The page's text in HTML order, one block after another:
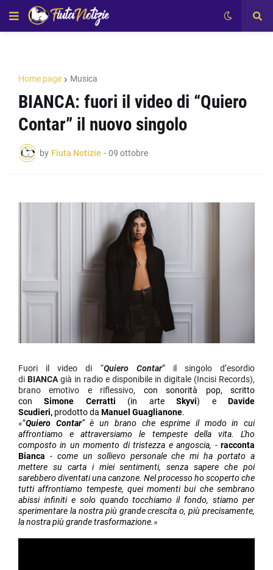
Home page Musica
BIANCA: fuori il video di “Quiero
Contar” il nuovo singolo
by Fiuta Notizie - 09 ottobre
Fuori il video di “Quiero Contar” il singolo d’esordio
di BIANCAgià in radio e disponibile in digitale (Incisi Records),
brano emotivo e riflessivo, con sonorità pop, scritto
conSimone Cerratti (in arteSkyvi) eDavide
Scudieri, prodotto da Manuel Guaglianone.
«”Quiero Contar” è un brano che esprime il modo in cui
affrontiamo e attraversiamo le tempeste della vita. L'ho
composto in un momento di tristezza e angoscia, - racconta
Bianca - come un sollievo personale che mi ha portato a
mettere su carta i miei sentimenti, senza sapere che poi
sarebbero diventati una canzone. Nel processo ho scoperto che
tutti affrontiamo tempeste, quei momenti bui che sembrano
abissi infiniti e solo quando tocchiamo il fondo, stiamo per
sperimentare la nostra più grande crescita o, più precisamente,
la nostra più grande trasformazione.»